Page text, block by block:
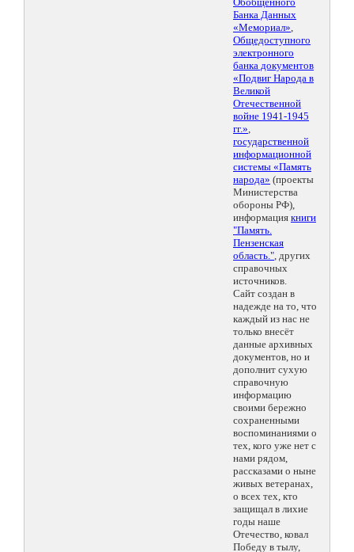
Банка Данных
«Мемориал»,
Общедоступного
электронного
банка документов
«Подвиг Народа в
Великой
Отечественной
войне 1941-1945
гг.»,
государственной
информационной
системы «Память
народа» (проекты
Министерства
обороны РФ),
информация книги
"Память.
Пензенская
область.", других
справочных
источников.
Сайт создан в
надежде на то, что
каждый из нас не
только внесёт
данные архивных
документов, но и
дополнит сухую
справочную
информацию
своими бережно
сохраненными
воспоминаниями о
тех, кого уже нет с
нами рядом,
рассказами о ныне
живых ветеранах,
о всех тех, кто
защищал в лихие
годы наше
Отечество, ковал
Победу в тылу,